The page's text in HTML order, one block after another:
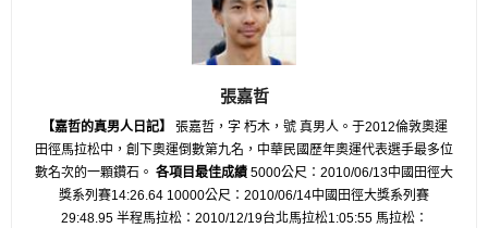
張嘉哲
【嘉哲的真男人日記】
張嘉哲，字 朽木，號 真男人。于2012倫敦奧運
田徑馬拉松中，創下奧運倒數第九名，中華民國歷年奧運代表選手最多位
數名次的一顆鑽石。 各項目最佳成績 5000公尺：2010/06/13中國田徑大
獎系列賽14:26.64 10000公尺：2010/06/14中國田徑大獎系列賽
29:48.95 半程馬拉松：2010/12/19台北馬拉松1:05:55 馬拉松：